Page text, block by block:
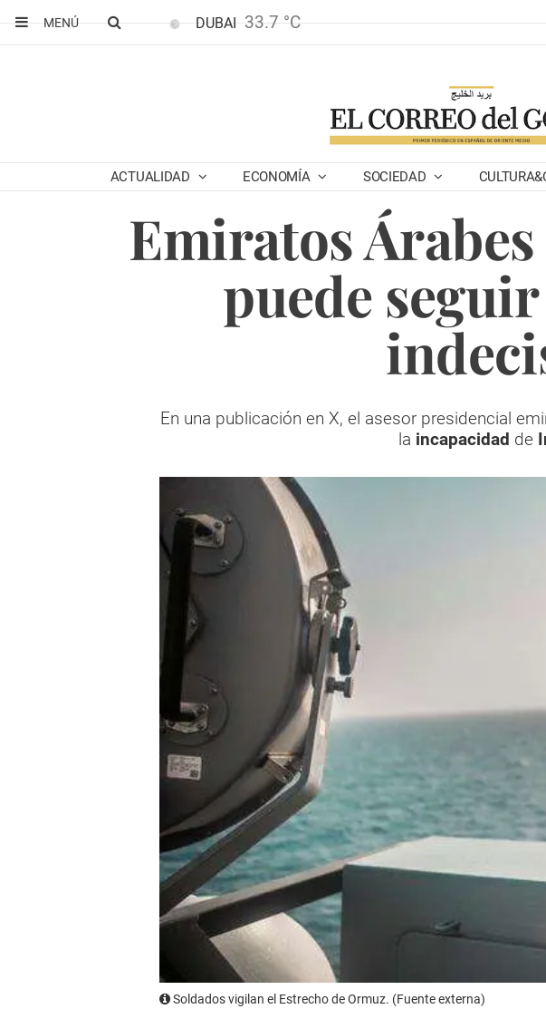
MENÚ
DUBAI 33.7 °C
ACTUALIDAD ECONOMÍA SOCIEDAD
Emiratos
puede
En una publicación en X, el asesor presidencial
la incapacidad de
Soldados vigilan el Estrecho de Ormuz. (Fuente externa)